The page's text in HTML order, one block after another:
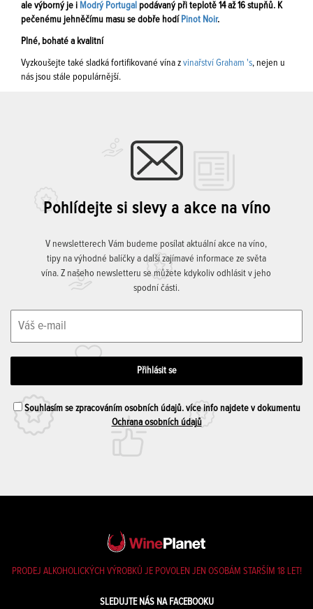
ale výborný je i Modrý Portugal podávaný při teplotě 14 až 16 stupňů. K
pečenému jehněčímu masu se dobře hodí Pinot Noir.
Plné, bohaté a kvalitní
Vyzkoušejte také sladká fortifikované vína z vinařství Graham 's, nejen u
nás jsou stále populárnější.
Pohlídejte si slevy a akce na víno
V newsletterech Vám budeme posílat aktuální akce na víno,
tipy na výhodné balíčky a další zajímavé informace ze světa
vína. Z našeho newsletteru se můžete kdykoliv odhlásit v jeho
spodní části.
Souhlasím se zpracováním osobních údajů. více info najdete v dokumentu
Ochrana osobních údajů
PRODEJ ALKOHOLICKÝCH VÝROBKŮ JE POVOLEN JEN OSOBÁM STARŠÍM 18 LET!
SLEDUJTE NÁS NA FACEBOOKU